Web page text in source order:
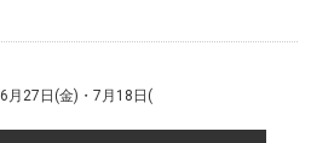
月27日(金)・7月18日(